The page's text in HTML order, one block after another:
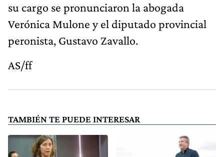
su cargo se pronunciaron la abogada
Verónica Mulone y el diputado provincial
peronista, Gustavo Zavallo.
AS/ff
TAMBIÉN TE PUEDE INTERESAR